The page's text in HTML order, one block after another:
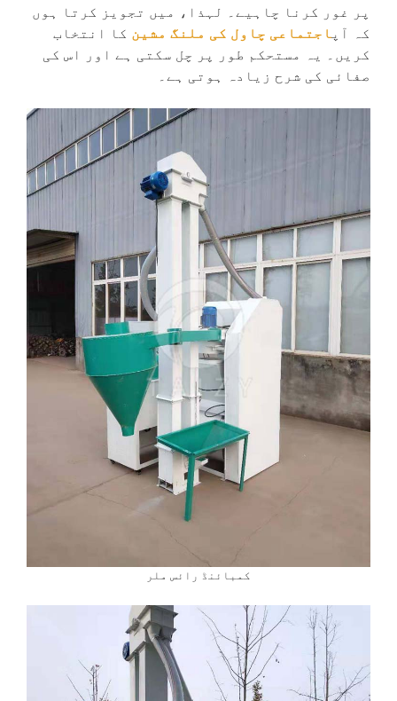
پر غور کرنا چاہیے۔ لہذا، میں تجویز کرتا ہوں
کہ آپ اجتماعی چاول کی ملنگ مشین کا انتخاب
کریں۔ یہ مستحکم طور پر چل سکتی ہے اور اس کی
صفائی کی شرح زیادہ ہوتی ہے۔
کمبائنڈ رائس ملر